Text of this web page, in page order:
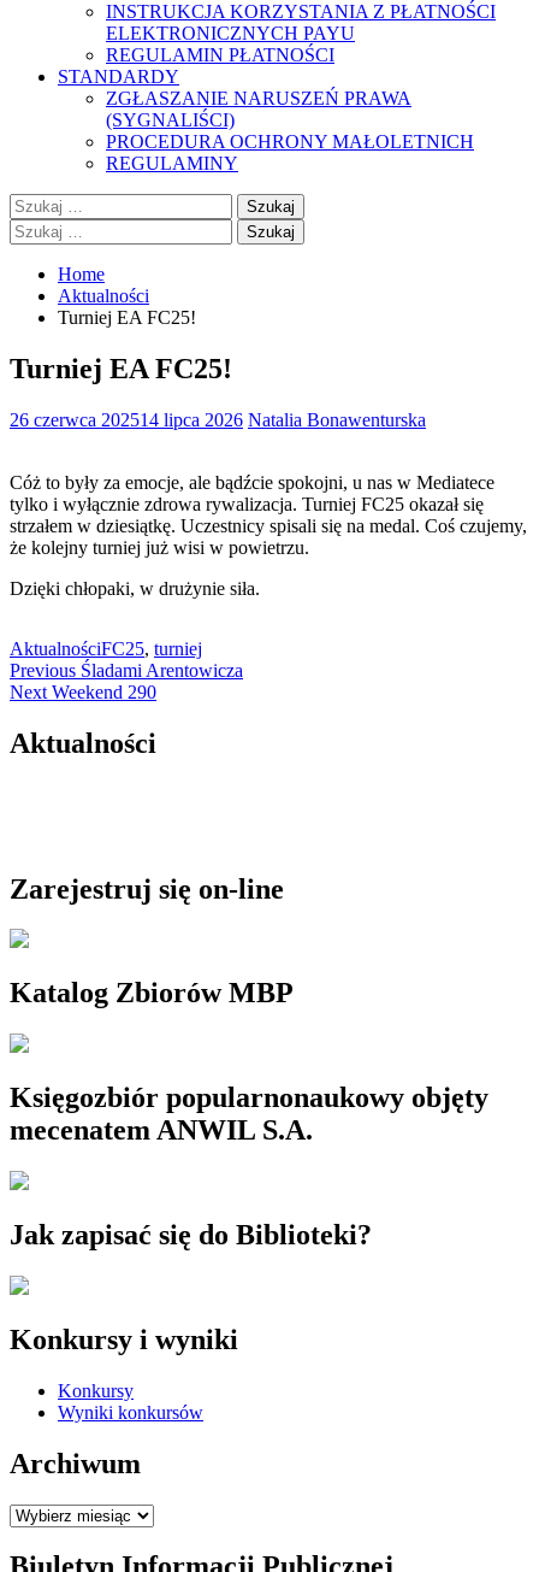
INSTRUKCJA KORZYSTANIA Z PŁATNOŚCI
ELEKTRONICZNYCH PAYU
REGULAMIN PŁATNOŚCI
STANDARDY
ZGŁASZANIE NARUSZEŃ PRAWA
(SYGNALIŚCI)
PROCEDURA OCHRONY MAŁOLETNICH
REGULAMINY
Szukaj:
Szukaj:
Home
Aktualności
Turniej EA FC25!
Turniej EA FC25!
26 czerwca 202514 lipca 2026 Natalia Bonawenturska
Cóż to były za emocje, ale bądźcie spokojni, u nas w Mediatece
tylko i wyłącznie zdrowa rywalizacja. Turniej FC25 okazał się
strzałem w dziesiątkę. Uczestnicy spisali się na medal. Coś czujemy,
że kolejny turniej już wisi w powietrzu.
Dzięki chłopaki, w drużynie siła.
AktualnościFC25, turniej
Nawigacja
wpisu
Previous Previous
post:
Śladami Arentowicza
Next Next
Weekend 290
Aktualności
Zarejestruj się on-line
Katalog Zbiorów MBP
Księgozbiór popularnonaukowy objęty
mecenatem ANWIL S.A.
Jak zapisać się do Biblioteki?
Konkursy i wyniki
Konkursy
Wyniki konkursów
Archiwum
Archiwum